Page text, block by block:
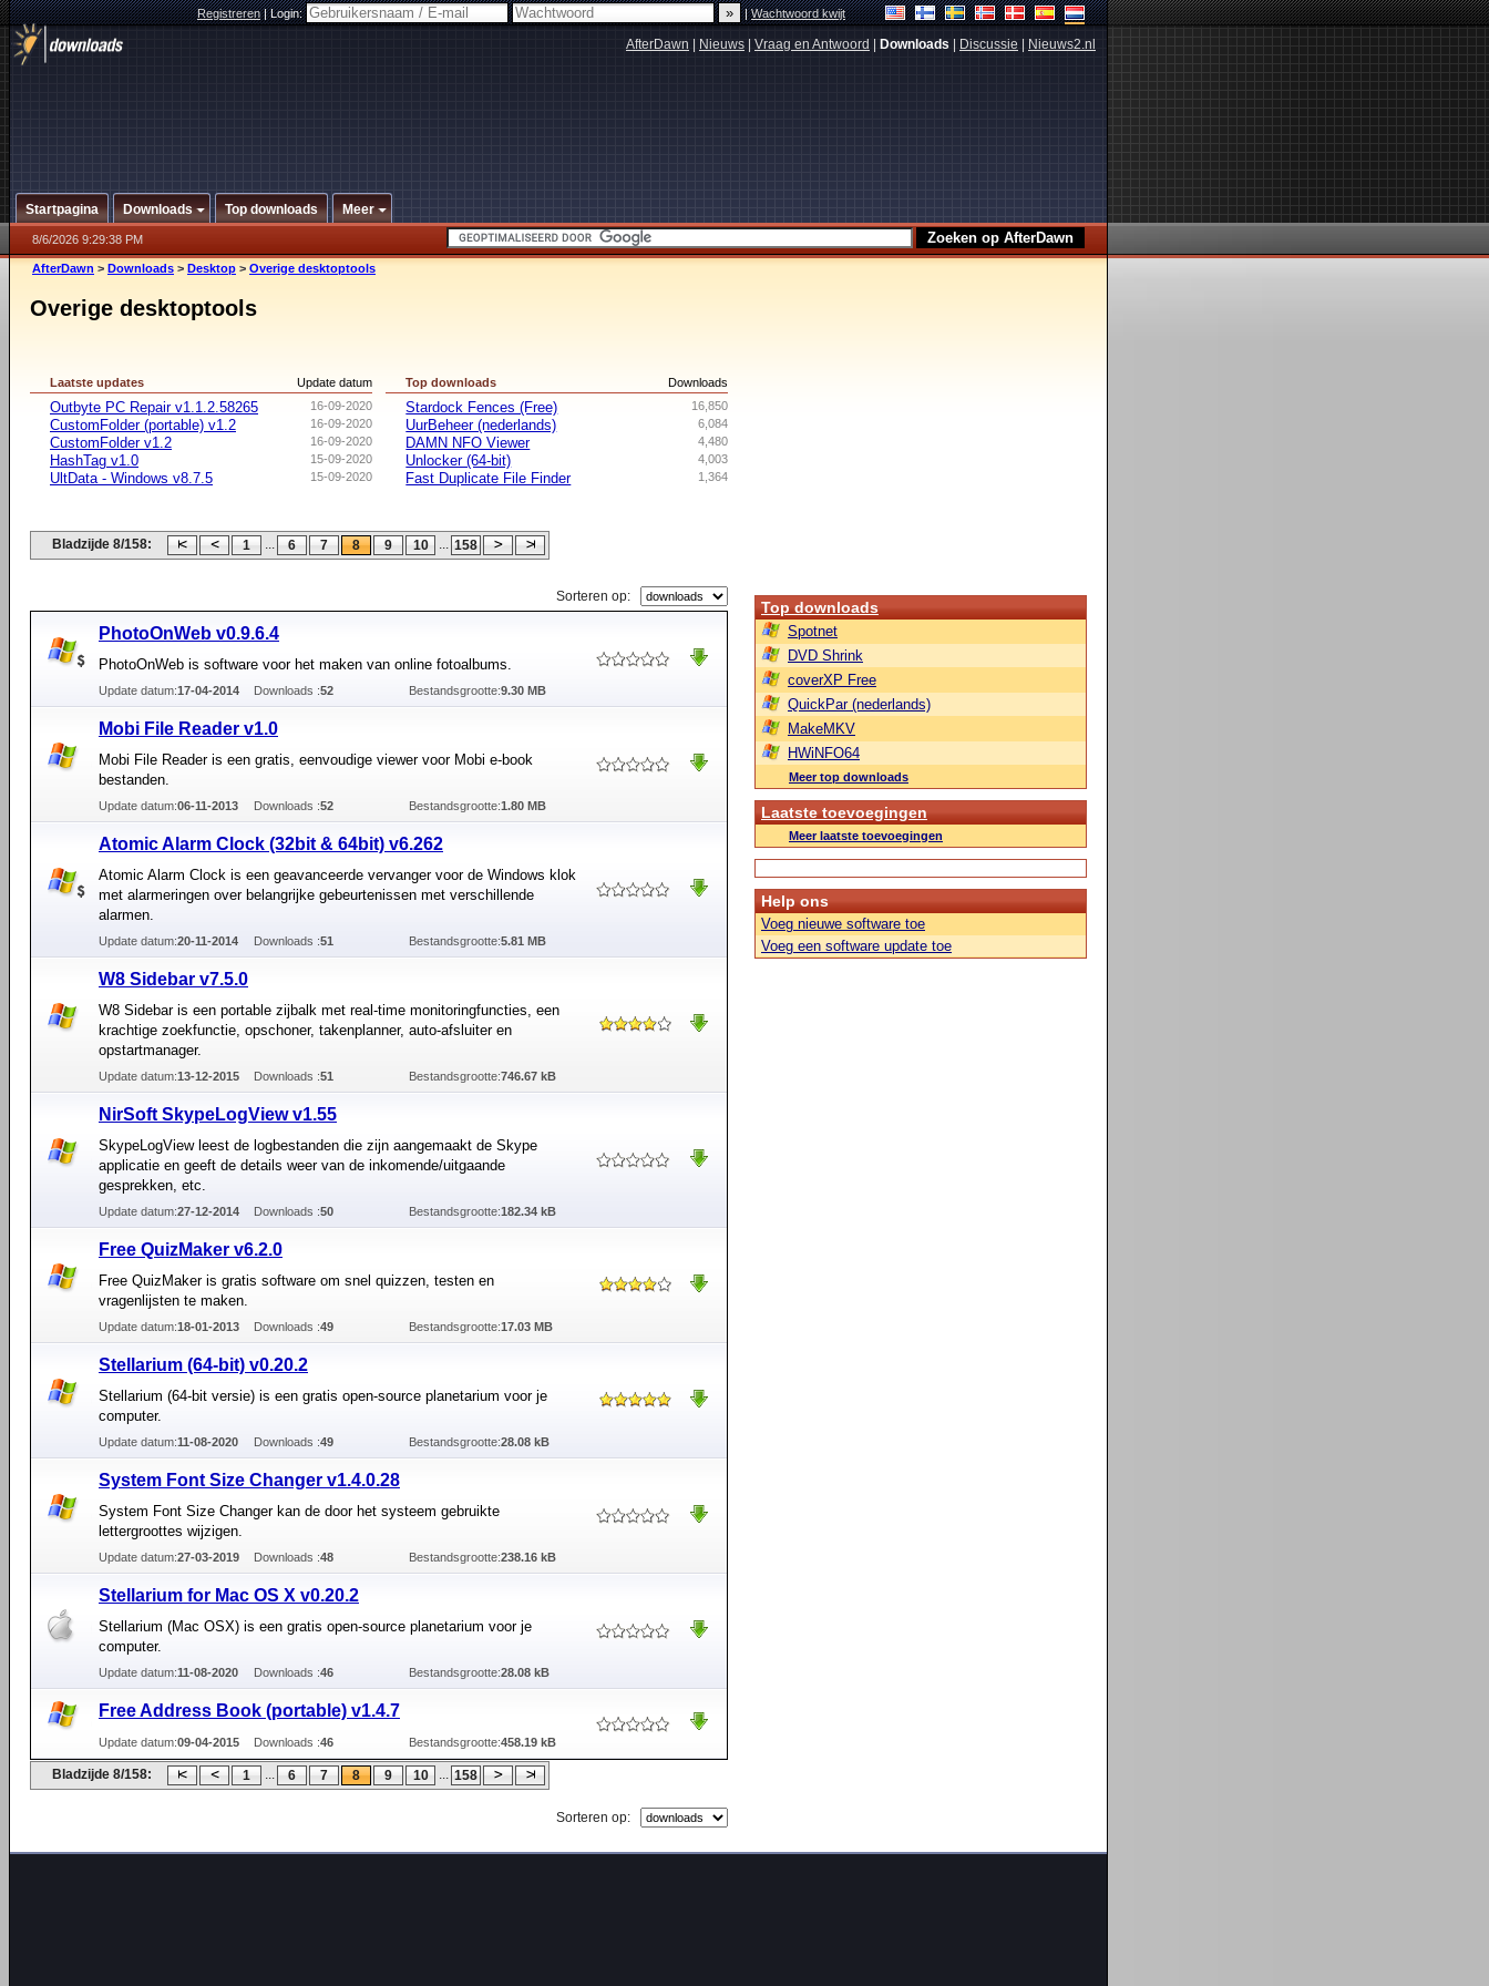
Registreren|Login: |Wachtwoord kwijt
AfterDawn Nieuws Vraag en Antwoord Downloads Discussie Nieuws2.nl
Startpagina Downloads Top downloads Meer
8/6/2026 9:29:38 PM
AfterDawn > Downloads > Desktop > Overige desktoptools
Overige desktoptools
Update datum
Laatste updates
16-09-2020
Outbyte PC Repair v1.1.2.58265
16-09-2020
CustomFolder (portable) v1.2
16-09-2020
CustomFolder v1.2
15-09-2020
HashTag v1.0
15-09-2020
UltData - Windows v8.7.5
Downloads
Top downloads
16,850
Stardock Fences (Free)
6,084
UurBeheer (nederlands)
4,480
DAMN NFO Viewer
4,003
Unlocker (64-bit)
1,364
Fast Duplicate File Finder
Bladzijde 8/158: 1 ... 6 7 8 9 10 ... 158
Sorteren op:
PhotoOnWeb v0.9.6.4
PhotoOnWeb is software voor het maken van online fotoalbums.
Update datum:17-04-2014 Downloads :52 Bestandsgrootte:9.30 MB
Mobi File Reader v1.0
Mobi File Reader is een gratis, eenvoudige viewer voor Mobi e-book
bestanden.
Update datum:06-11-2013 Downloads :52 Bestandsgrootte:1.80 MB
Atomic Alarm Clock (32bit & 64bit) v6.262
Atomic Alarm Clock is een geavanceerde vervanger voor de Windows klok
met alarmeringen over belangrijke gebeurtenissen met verschillende
alarmen.
Update datum:20-11-2014 Downloads :51 Bestandsgrootte:5.81 MB
W8 Sidebar v7.5.0
W8 Sidebar is een portable zijbalk met real-time monitoringfuncties, een
krachtige zoekfunctie, opschoner, takenplanner, auto-afsluiter en
opstartmanager.
Update datum:13-12-2015 Downloads :51 Bestandsgrootte:746.67 kB
NirSoft SkypeLogView v1.55
SkypeLogView leest de logbestanden die zijn aangemaakt de Skype
applicatie en geeft de details weer van de inkomende/uitgaande
gesprekken, etc.
Update datum:27-12-2014 Downloads :50 Bestandsgrootte:182.34 kB
Free QuizMaker v6.2.0
Free QuizMaker is gratis software om snel quizzen, testen en
vragenlijsten te maken.
Update datum:18-01-2013 Downloads :49 Bestandsgrootte:17.03 MB
Stellarium (64-bit) v0.20.2
Stellarium (64-bit versie) is een gratis open-source planetarium voor je
computer.
Update datum:11-08-2020 Downloads :49 Bestandsgrootte:28.08 kB
System Font Size Changer v1.4.0.28
System Font Size Changer kan de door het systeem gebruikte
lettergroottes wijzigen.
Update datum:27-03-2019 Downloads :48 Bestandsgrootte:238.16 kB
Stellarium for Mac OS X v0.20.2
Stellarium (Mac OSX) is een gratis open-source planetarium voor je
computer.
Update datum:11-08-2020 Downloads :46 Bestandsgrootte:28.08 kB
Free Address Book (portable) v1.4.7
Update datum:09-04-2015 Downloads :46 Bestandsgrootte:458.19 kB
Bladzijde 8/158: 1 ... 6 7 8 9 10 ... 158
Sorteren op:
Top downloads
Spotnet
DVD Shrink
coverXP Free
QuickPar (nederlands)
MakeMKV
HWiNFO64
Meer top downloads
Laatste toevoegingen
Meer laatste toevoegingen
Help ons
Voeg nieuwe software toe
Voeg een software update toe